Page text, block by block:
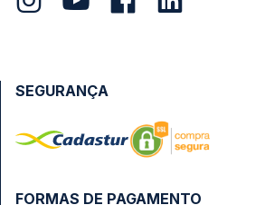
FORMAS DE PAGAMENTO
SEGURANÇA